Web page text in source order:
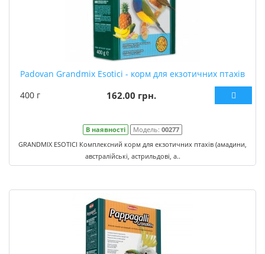
Padovan Grandmix Esotici - корм для екзотичних птахів
400 г
162.00 грн.
В наявності Модель: 00277
GRANDMIX ESOTICI Комплексний корм для екзотичних птахів (амадини,
австралійські, астрильдові, а..